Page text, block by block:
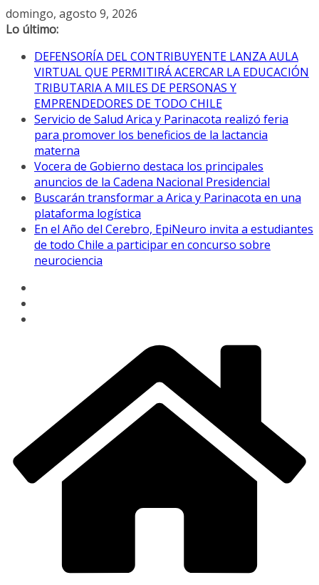
Saltar
al
domingo, agosto 9, 2026
Lo último:
DEFENSORÍA DEL CONTRIBUYENTE LANZA AULA
VIRTUAL QUE PERMITIRÁ ACERCAR LA EDUCACIÓN
TRIBUTARIA A MILES DE PERSONAS Y
EMPRENDEDORES DE TODO CHILE
Servicio de Salud Arica y Parinacota realizó feria
para promover los beneficios de la lactancia
materna
Vocera de Gobierno destaca los principales
anuncios de la Cadena Nacional Presidencial
Buscarán transformar a Arica y Parinacota en una
plataforma logística
En el Año del Cerebro, EpiNeuro invita a estudiantes
de todo Chile a participar en concurso sobre
neurociencia